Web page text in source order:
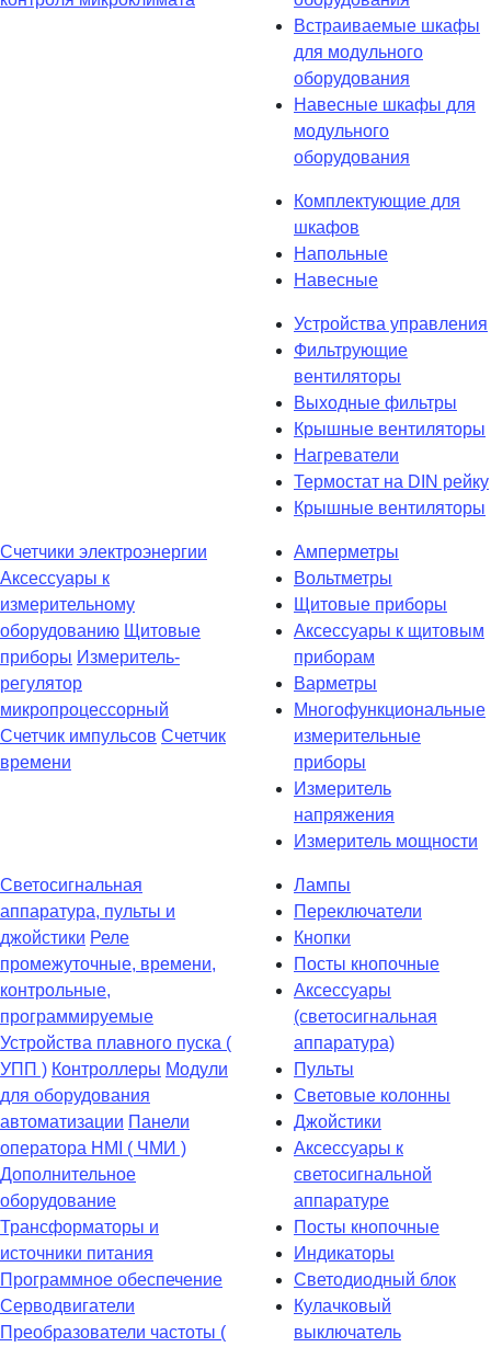
Встраиваемые шкафы
для модульного
оборудования
Навесные шкафы для
модульного
оборудования
Комплектующие для
шкафов
Напольные
Навесные
Устройства управления
Фильтрующие
вентиляторы
Выходные фильтры
Крышные вентиляторы
Нагреватели
Термостат на DIN рейку
Крышные вентиляторы
Счетчики электроэнергии
Аксессуары к
измерительному
оборудованию Щитовые
приборы Измеритель-
регулятор
микропроцессорный
Счетчик импульсов Счетчик
времени
Амперметры
Вольтметры
Щитовые приборы
Аксессуары к щитовым
приборам
Варметры
Многофункциональные
измерительные
приборы
Измеритель
напряжения
Измеритель мощности
Светосигнальная
аппаратура, пульты и
джойстики Реле
промежуточные, времени,
контрольные,
программируемые
Устройства плавного пуска (
УПП ) Контроллеры Модули
для оборудования
автоматизации Панели
оператора HMI ( ЧМИ )
Дополнительное
оборудование
Транcформаторы и
источники питания
Программное обеспечение
Серводвигатели
Преобразователи частоты (
Лампы
Переключатели
Кнопки
Посты кнопочные
Аксессуары
(светосигнальная
аппаратура)
Пульты
Световые колонны
Джойстики
Аксессуары к
светосигнальной
аппаратуре
Посты кнопочные
Индикаторы
Светодиодный блок
Кулачковый
выключатель